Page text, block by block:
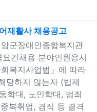
재활사 채용공고
군장애인종합복지관
건채용 분야인원응시
복지사업법」에 따라
당하지 않는자 (법제
학대, 노인학대, 범죄
복취업, 겸직 등 결격